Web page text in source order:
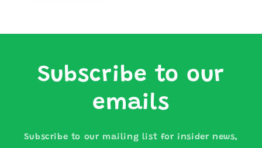
Subscribe to our
emails
Subscribe to our mailing list for insider news,